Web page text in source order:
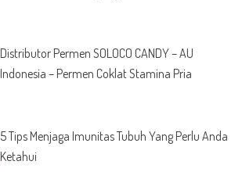
Distributor Permen SOLOCO CANDY – AU
Indonesia – Permen Coklat Stamina Pria
5 Tips Menjaga Imunitas Tubuh Yang Perlu Anda
Ketahui